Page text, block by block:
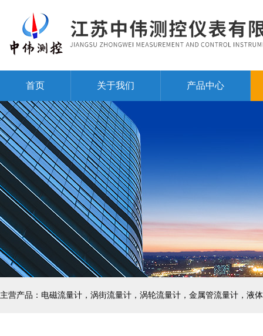
首页 关于我们 产品中心
主营产品：电磁流量计，涡街流量计，涡轮流量计，金属管流量计，液